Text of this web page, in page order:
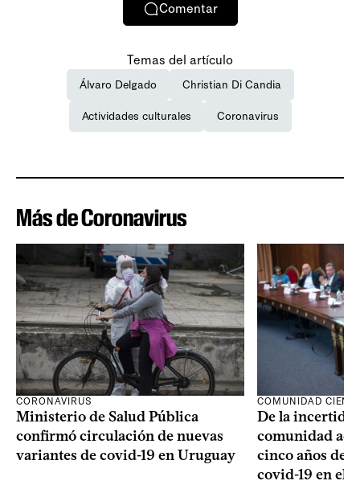
Comentar
Temas del artículo
Álvaro Delgado Christian Di Candia
Actividades culturales Coronavirus
Más de Coronavirus
CORONAVIRUS
Ministerio de Salud Pública
confirmó circulación de nuevas
variantes de covid-19 en Uruguay
COMUNIDAD
De la
comunidad
cinco años de
covid-19 en el